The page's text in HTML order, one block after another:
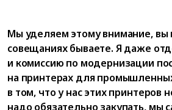
Мы уделяем этому внимание, вы
совещаниях бываете. Я даже
и комиссию по модернизации
на принтерах для
в том, что у нас этих принтеров
надо обязательно закупать, мы